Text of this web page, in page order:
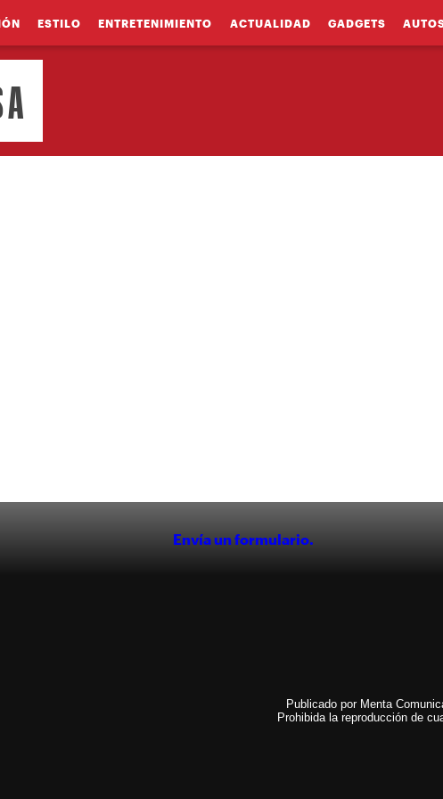
ESTILO ENTRETENIMIENTO ACTUALIDAD GADGETS
Envía un formulario.
Publicado por Menta
Prohibida la reproducción de